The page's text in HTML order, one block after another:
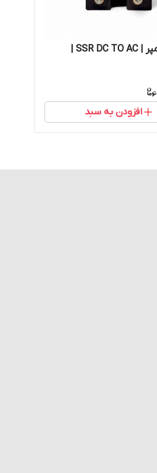
افزودن به سبد